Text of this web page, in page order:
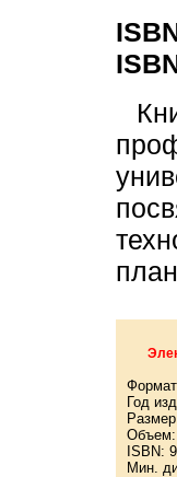
Год
Объем:
ISBN:
Мин.